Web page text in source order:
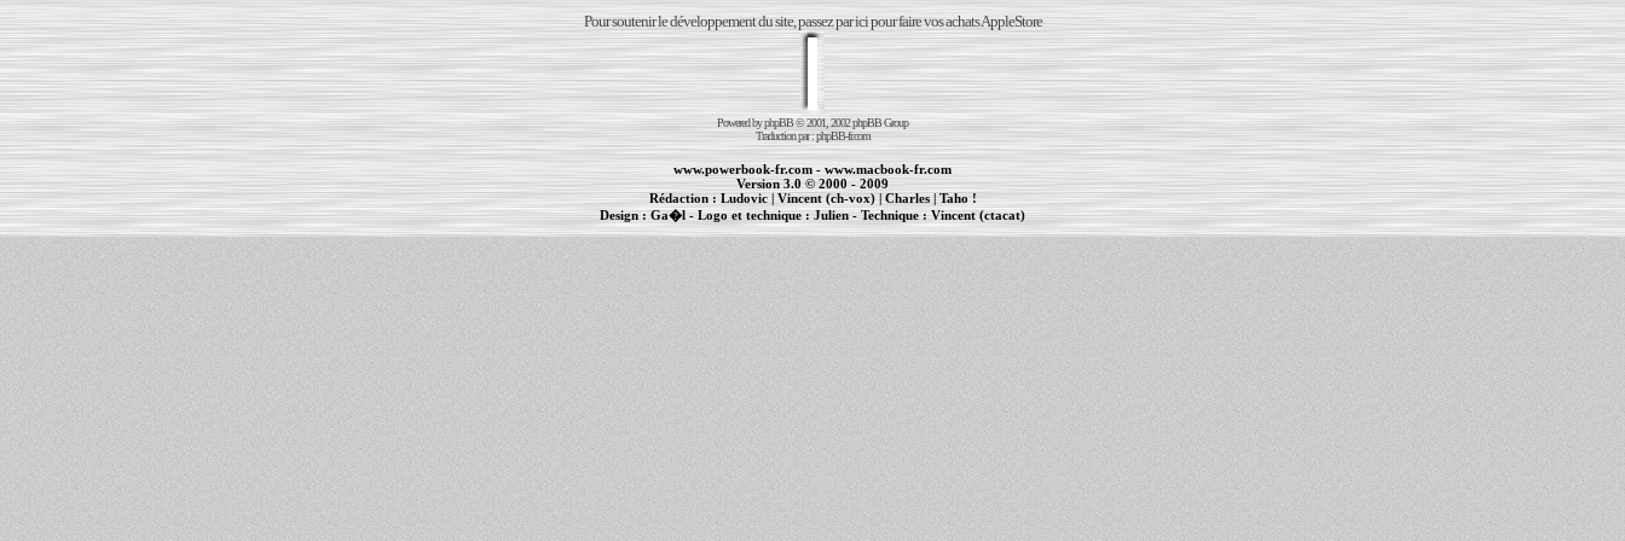
Pour soutenir le développement du site, passez par ici pour faire vos achats AppleStore
Powered byphpBB© 2001, 2002 phpBB Group
Traduction par :phpBB-fr.com
www.powerbook-fr.com - www.macbook-fr.com
Version 3.0 © 2000 - 2009
Rédaction : Ludovic|Vincent (ch-vox)| Charles|Taho !
Design :Ga�l - Logo et technique : Julien - Technique :Vincent (ctacat)
| | cr�ation de sites Internet